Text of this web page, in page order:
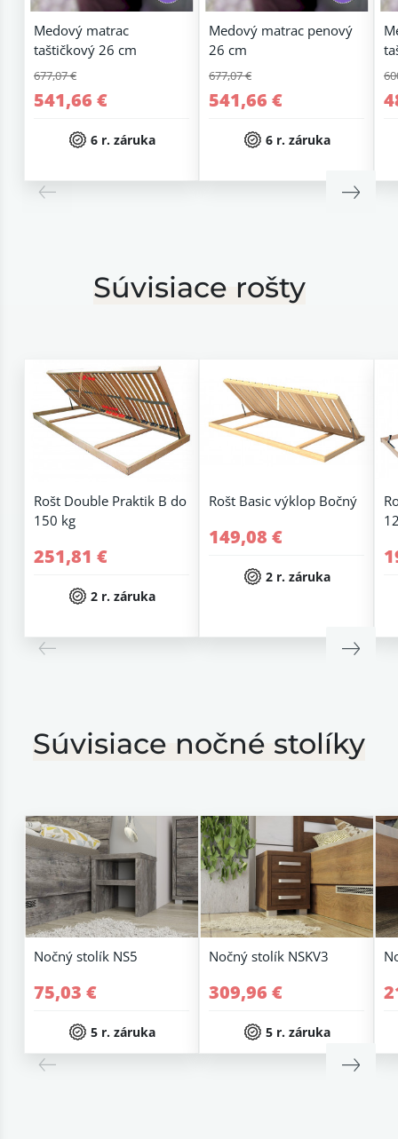
Medový matrac
taštičkový 26 cm
677,07 €
541,66 €
6 r. záruka
Medový matrac penový
26 cm
677,07 €
541,66 €
6 r. záruka
Súvisiace rošty
Rošt Double Praktik B do
150 kg
251,81 €
2 r. záruka
Rošt Basic výklop Bočný
149,08 €
2 r. záruka
Súvisiace nočné stolíky
Nočný stolík NS5
75,03 €
5 r. záruka
Nočný stolík NSKV3
309,96 €
5 r. záruka